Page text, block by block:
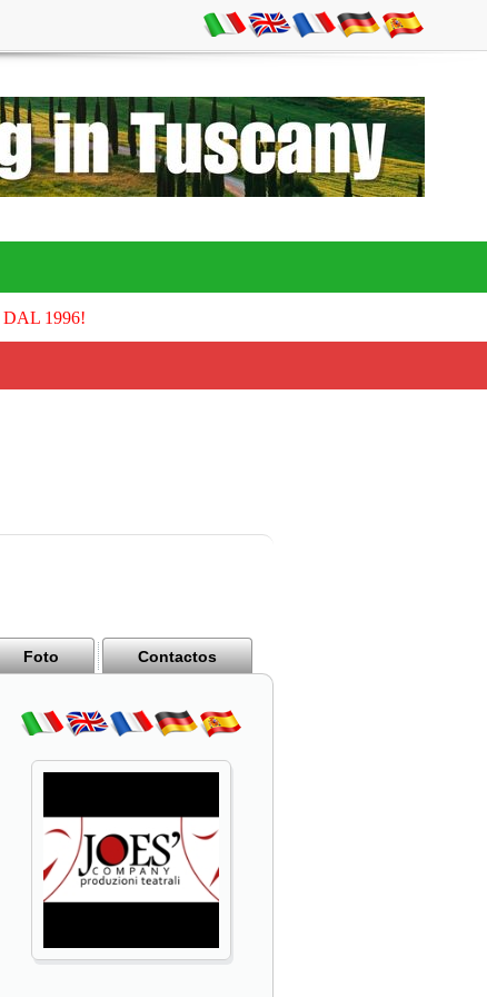
1996!
Foto Contactos